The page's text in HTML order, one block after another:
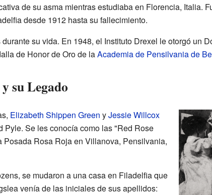
de su asma mientras estudiaba en Florencia, Italia.
desde 1912 hasta su fallecimiento.
su vida. En 1948, el Instituto Drexel le otorgó un
de Honor de Oro de laAcademia de Pensilvania de
su Legado
Elizabeth Shippen Green yJessie Willcox
Pyle. Se les conocía como las "Red Rose
Rosa Roja en Villanova, Pensilvania,
se mudaron a una casa en Filadelfia que
venía de las iniciales de sus apellidos: